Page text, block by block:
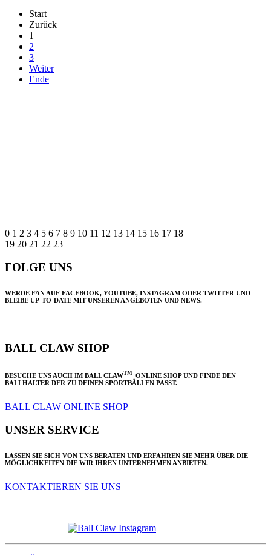
Start
Zurück
1
2
3
Weiter
Ende
0 1 2 3 4 5 6 7 8 9 10 11 12 13 14 15 16 17 18
19 20 21 22 23
FOLGE UNS
WERDE FAN AUF FACEBOOK, YOUTUBE, INSTAGRAM ODER TWITTER UND
BLEIBE UP-TO-DATE MIT UNSEREN ANGEBOTEN UND NEWS.
BALL CLAW SHOP
BESUCHE UNS AUCH IM BALL CLAWTM ONLINE SHOP UND FINDE DEN
BALLHALTER DER ZU DEINEN SPORTBÄLLEN PASST.
BALL CLAW ONLINE SHOP
UNSER SERVICE
LASSEN SIE SICH VON UNS BERATEN UND ERFAHREN SIE MEHR ÜBER DIE
MÖGLICHKEITEN DIE WIR IHREN UNTERNEHMEN ANBIETEN.
KONTAKTIEREN SIE UNS